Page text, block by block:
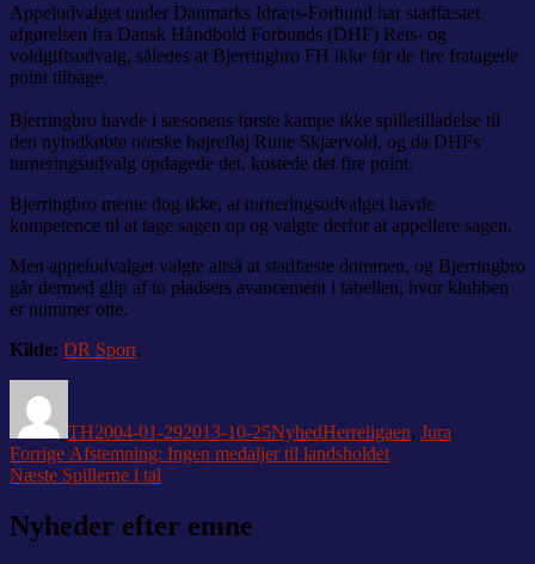
Appeludvalget under Danmarks Idræts-Forbund har stadfæstet
afgørelsen fra Dansk Håndbold Forbunds (DHF) Rets- og
voldgiftsudvalg, således at Bjerringbro FH ikke får de fire fratagede
point tilbage.
Bjerringbro havde i sæsonens første kampe ikke spilletilladelse til
den nyindkøbte norske højrefløj Rune Skjærvold, og da DHFs
turneringsudvalg opdagede det, kostede det fire point.
Bjerringbro mente dog ikke, at turneringsudvalget havde
kompetence til at tage sagen op og valgte derfor at appellere sagen.
Men appeludvalget valgte altså at stadfæste dommen, og Bjerringbro
går dermed glip af to pladsers avancement i tabellen, hvor klubben
er nummer otte.
Kilde: DR Sport.
TH2004-01-292013-10-25NyhedHerreligaen, Jura
Indlægsnavigation
Forrige Forrige
indlæg:
Afstemning: Ingen medaljer til landsholdet
Næste Næste
Spillerne i tal
Nyheder efter emne